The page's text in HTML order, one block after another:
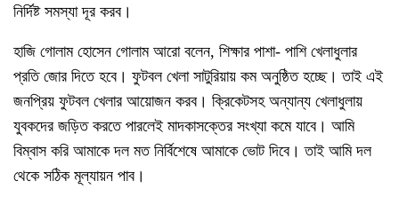
নির্দিষ্ট সমস্যা দূর করব।
হাজি গোলাম হোসেন গোলাম আরো বলেন, শিক্ষার পাশা- পাশি খেলাধুলার
প্রতি জোর দিতে হবে। ফুটবল খেলা সাটুরিয়ায় কম অনুষ্ঠিত হচ্ছে। তাই এই
জনপ্রিয় ফুটবল খেলার আয়োজন করব। ক্রিকেটসহ অন্যান্য খেলাধুলায়
যুবকদের জড়িত করতে পারলেই মাদকাসক্তের সংখ্যা কমে যাবে। আমি
বিম্বাস করি আমাকে দল মত নির্বিশেষে আমাকে ভোট দিবে। তাই আমি দল
থেকে সঠিক মূল্যায়ন পাব।